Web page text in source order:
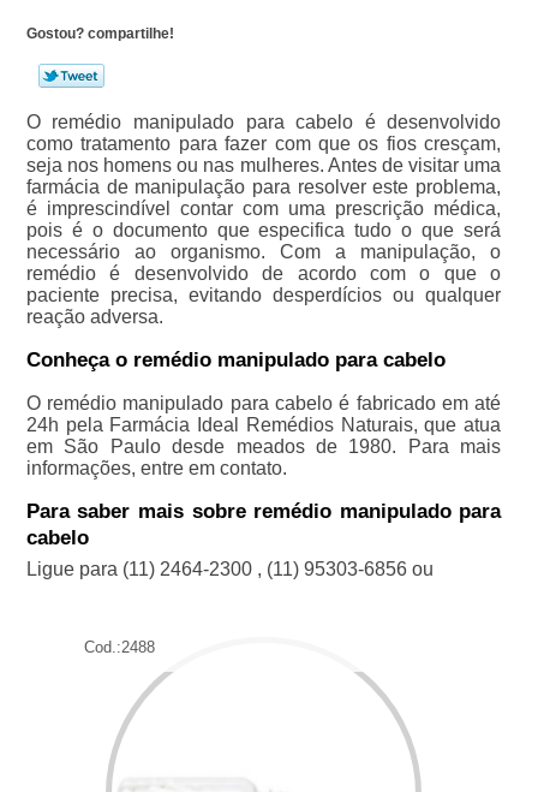
Gostou? compartilhe!
O remédio manipulado para cabelo é desenvolvido
como tratamento para fazer com que os fios cresçam,
seja nos homens ou nas mulheres. Antes de visitar uma
farmácia de manipulação para resolver este problema,
é imprescindível contar com uma prescrição médica,
pois é o documento que especifica tudo o que será
necessário ao organismo. Com a manipulação, o
remédio é desenvolvido de acordo com o que o
paciente precisa, evitando desperdícios ou qualquer
reação adversa.
Conheça o remédio manipulado para cabelo
O remédio manipulado para cabelo é fabricado em até
24h pela Farmácia Ideal Remédios Naturais, que atua
em São Paulo desde meados de 1980. Para mais
informações, entre em contato.
Para saber mais sobre remédio manipulado para
cabelo
Ligue para (11) 2464-2300, (11) 95303-6856ou
Cod.:2488